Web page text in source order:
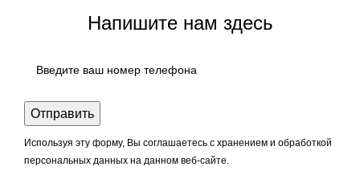
Напишите нам здесь
Используя эту форму, Вы соглашаетесь с хранением и обработкой
персональных данных на данном веб-сайте.